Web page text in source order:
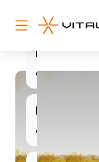
Витамин
D для
детей
д3